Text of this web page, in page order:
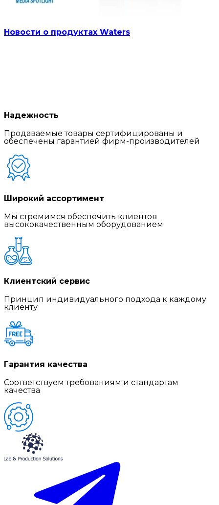
Новости о продуктах Waters
Надежность
Продаваемые товары сертифицированы и
обеспечены гарантией фирм-производителей
Широкий ассортимент
Мы стремимся обеспечить клиентов
высококачественным оборудованием
Клиентский сервис
Принцип индивидуального подхода к каждому
клиенту
Гарантия качества
Соответствуем требованиям и стандартам
качества